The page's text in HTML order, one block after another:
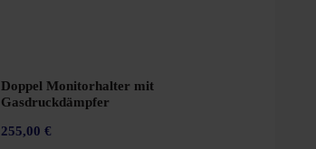
Doppel Monitorhalter mit
Gasdruckdämpfer
255,00 €